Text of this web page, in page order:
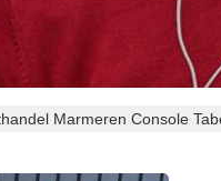
Marmeren Console